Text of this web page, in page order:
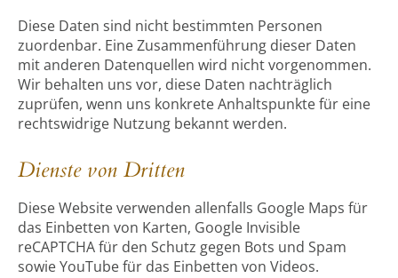
Diese Daten sind nicht bestimmten Personen
zuordenbar. Eine Zusammenführung dieser Daten
mit anderen Datenquellen wird nicht vorgenommen.
Wir behalten uns vor, diese Daten nachträglich
zuprüfen, wenn uns konkrete Anhaltspunkte für eine
rechtswidrige Nutzung bekannt werden.
Dienste von Dritten
Diese Website verwenden allenfalls Google Maps für
das Einbetten von Karten, Google Invisible
reCAPTCHA für den Schutz gegen Bots und Spam
sowie YouTube für das Einbetten von Videos.